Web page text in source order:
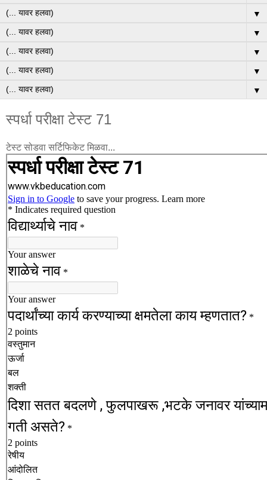
▼
▼
▼
▼
▼
स्पर्धा परीक्षा टेस्ट 71
टेस्ट सोडवा सर्टिफिकेट मिळवा...